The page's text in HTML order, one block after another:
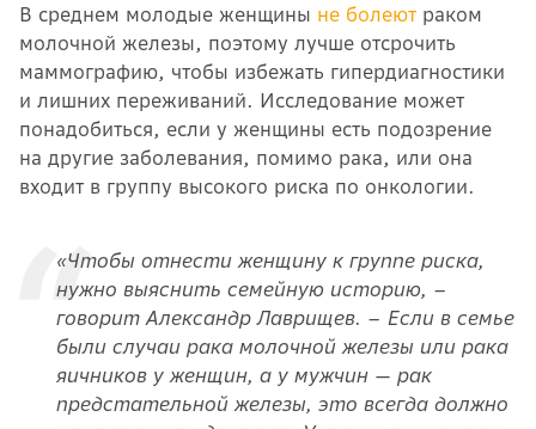
В среднем молодые женщины не болеют раком
молочной железы, поэтому лучше отсрочить
маммографию, чтобы избежать гипердиагностики
и лишних переживаний. Исследование может
понадобиться, если у женщины есть подозрение
на другие заболевания, помимо рака, или она
входит в группу высокого риска по онкологии.
«Чтобы отнести женщину к группе риска,
нужно выяснить семейную историю, –
говорит Александр Лаврищев. – Если в семье
были случаи рака молочной железы или рака
яичников у женщин, а у мужчин — рак
предстательной железы, это всегда должно